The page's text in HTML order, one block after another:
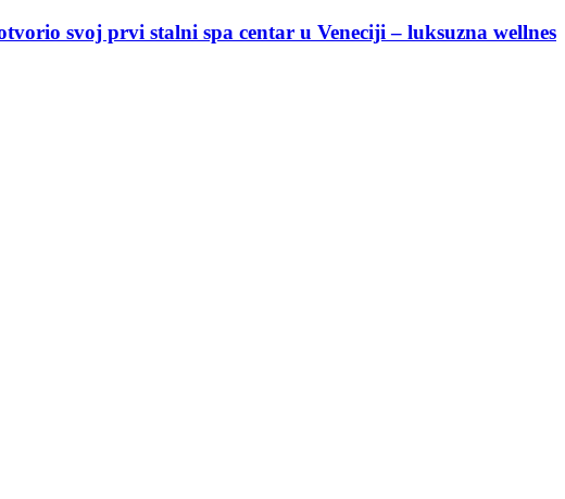
Spa – Water Hope: Nagrađeni spa koji nestaje među